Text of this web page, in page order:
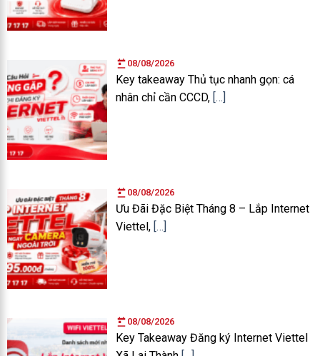
08/08/2026
Key takeaway Thủ tục nhanh gọn: cá
nhân chỉ cần CCCD, […]
08/08/2026
Ưu Đãi Đặc Biệt Tháng 8 – Lắp Internet
Viettel, […]
08/08/2026
Key Takeaway Đăng ký Internet Viettel